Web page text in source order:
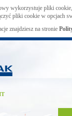
wykorzystuje pliki
pliki cookie w opcjach
znajdziesz na stronie